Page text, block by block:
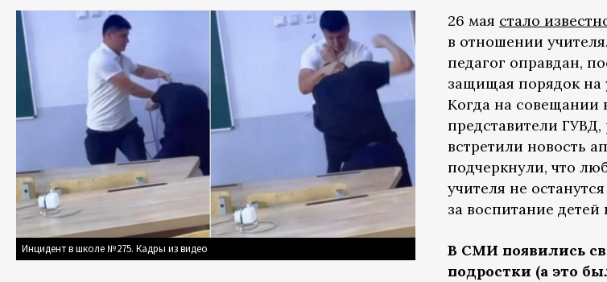
Инцидент в школе №275. Кадры из видео
26 мая стало
в отношении
педагог оправдан,
защищая порядок на
Когда на совещании
представители
встретили новость
подчеркнули, что
учителя не
за воспитание детей
В СМИ появились
подростки (а это